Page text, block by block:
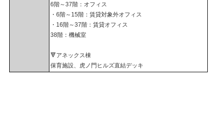
6階～37階：オフィス
・6階～15階：賃貸対象外オフィス
・16階～37階：賃貸オフィス
38階：機械室
🔻アネックス棟
保育施設、虎ノ門ヒルズ直結デッキ